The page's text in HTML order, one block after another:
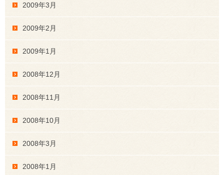
2009年3月
2009年2月
2009年1月
2008年12月
2008年11月
2008年10月
2008年3月
2008年1月